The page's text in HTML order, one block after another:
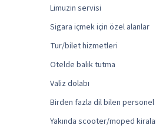
Limuzin servisi
Sigara içmek için özel alanlar
Tur/bilet hizmetleri
Otelde balık tutma
Valiz dolabı
Birden fazla dil bilen personel
Yakında scooter/moped